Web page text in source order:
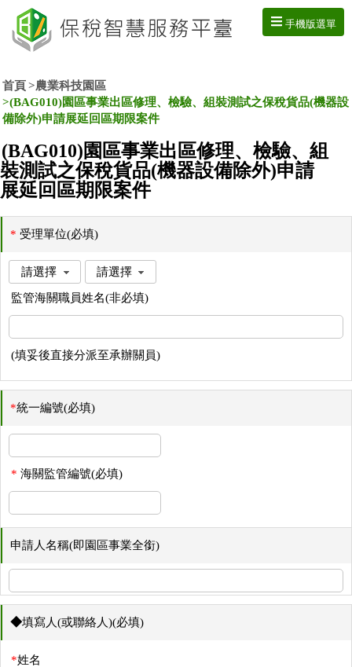
手機版選單
首頁
農業科技園區
(BAG010)園區事業出區修理、檢驗、組裝測試之保稅貨品(機器設
備除外)申請展延回區期限案件
(BAG010)園區事業出區修理、檢驗、組
裝測試之保稅貨品(機器設備除外)申請
展延回區期限案件
* 受理單位(必填)
監管海關職員姓名(非必填)
(填妥後直接分派至承辦關員)
*統一編號(必填)
* 海關監管編號(必填)
申請人名稱(即園區事業全銜)
◆填寫人(或聯絡人)(必填)
*姓名